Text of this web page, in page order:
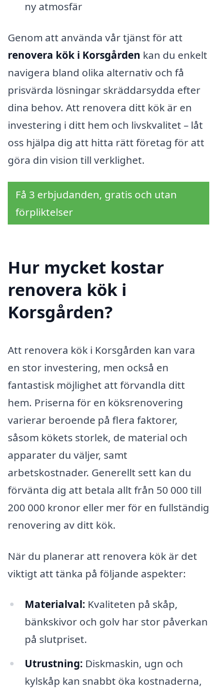
ny atmosfär
Genom att använda vår tjänst för att
renovera kök i Korsgården kan du enkelt
navigera bland olika alternativ och få
prisvärda lösningar skräddarsydda efter
dina behov. Att renovera ditt kök är en
investering i ditt hem och livskvalitet – låt
oss hjälpa dig att hitta rätt företag för att
göra din vision till verklighet.
Få 3 erbjudanden, gratis och utan
förpliktelser
Hur mycket kostar
renovera kök i
Korsgården?
Att renovera kök i Korsgården kan vara
en stor investering, men också en
fantastisk möjlighet att förvandla ditt
hem. Priserna för en köksrenovering
varierar beroende på flera faktorer,
såsom kökets storlek, de material och
apparater du väljer, samt
arbetskostnader. Generellt sett kan du
förvänta dig att betala allt från 50 000 till
200 000 kronor eller mer för en fullständig
renovering av ditt kök.
När du planerar att renovera kök är det
viktigt att tänka på följande aspekter:
Materialval: Kvaliteten på skåp,
bänkskivor och golv har stor påverkan
på slutpriset.
Utrustning: Diskmaskin, ugn och
kylskåp kan snabbt öka kostnaderna,